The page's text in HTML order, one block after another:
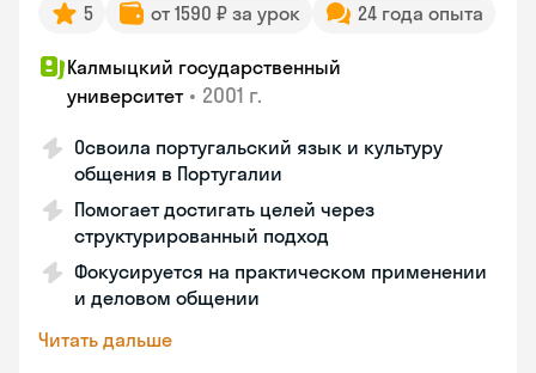
5 от 1590 ₽ за урок 24 года опыта
Калмыцкий государственный
университет • 2001 г.
Освоила португальский язык и культуру
общения в Португалии
Помогает достигать целей через
структурированный подход
Фокусируется на практическом применении
и деловом общении
Читать дальше